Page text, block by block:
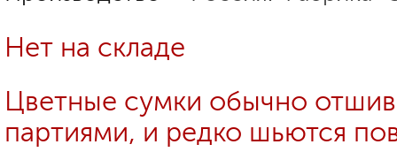
Нет на складе
Цветные сумки обычно
партиями, и редко шьются